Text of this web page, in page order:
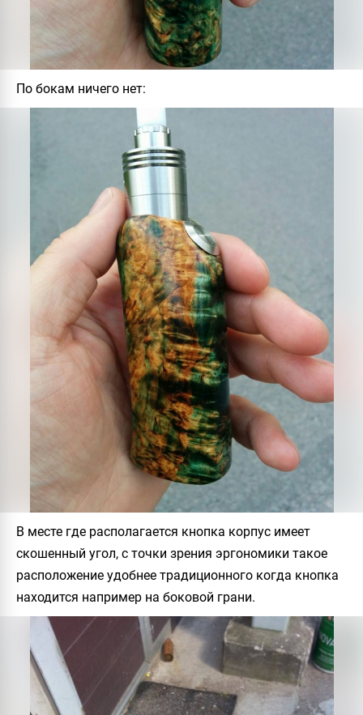
По бокам ничего нет:
В месте где располагается кнопка корпус имеет
скошенный угол, с точки зрения эргономики такое
расположение удобнее традиционного когда кнопка
находится например на боковой грани.